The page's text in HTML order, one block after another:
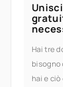
Hai tre
bisogno
hai e